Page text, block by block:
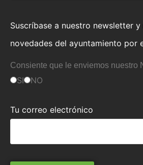
Suscríbase a nuestro newsletter
novedades del ayuntamiento por
Consiente que le enviemos nuestro
SI NO
Tu correo electrónico